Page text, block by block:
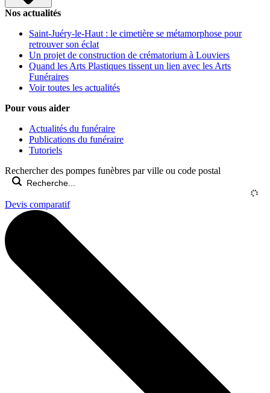
Nos actualités
Saint-Juéry-le-Haut : le cimetière se métamorphose pour
retrouver son éclat
Un projet de construction de crématorium à Louviers
Quand les Arts Plastiques tissent un lien avec les Arts
Funéraires
Voir toutes les actualités
Pour vous aider
Actualités du funéraire
Publications du funéraire
Tutoriels
Rechercher des pompes funèbres par ville ou code postal
Devis comparatif